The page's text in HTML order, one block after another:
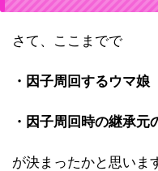
さて、ここまでで
・因子周回するウマ娘
・因子周回時の継承元
が決まったかと思いま